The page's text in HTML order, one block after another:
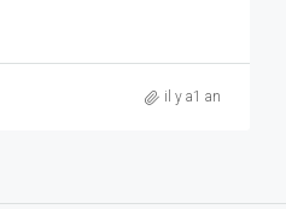
il y a1 an